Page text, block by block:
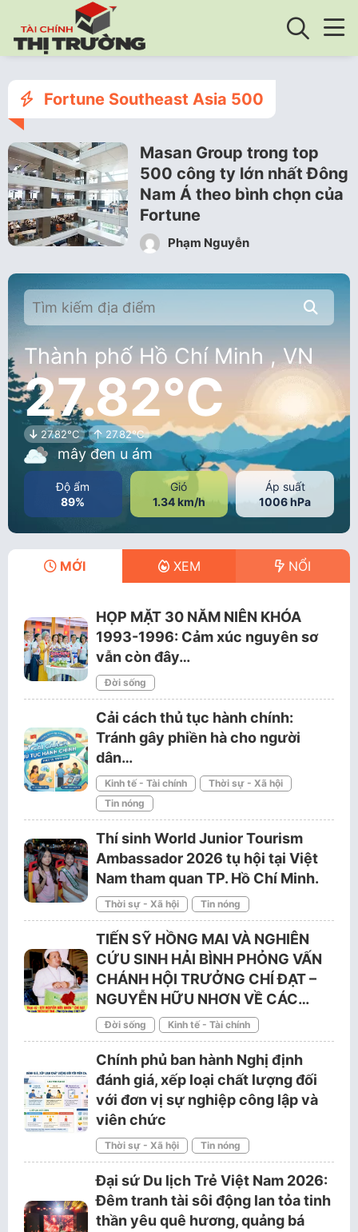
Fortune Southeast Asia 500
Masan Group trong top
500 công ty lớn nhất Đông
Nam Á theo bình chọn của
Fortune
Phạm Nguyễn
Thành phố Hồ Chí Minh , VN
27.82°C
27.82°C 27.82°C
mây đen u ám
Độ ẩm
89%
Gió
1.34 km/h
Áp suất
1006 hPa
MỚI XEM NỔI
HỌP MẶT 30 NĂM NIÊN KHÓA
1993-1996: Cảm xúc nguyên sơ
vẫn còn đây…
Đời sống
Cải cách thủ tục hành chính:
Tránh gây phiền hà cho người
dân…
Kinh tế - Tài chính
Thời sự - Xã hội
Tin nóng
Thí sinh World Junior Tourism
Ambassador 2026 tụ hội tại Việt
Nam tham quan TP. Hồ Chí Minh.
Thời sự - Xã hội Tin nóng
TIẾN SỸ HỒNG MAI VÀ NGHIÊN
CỨU SINH HẢI BÌNH PHỎNG VẤN
CHÁNH HỘI TRƯỞNG CHÍ ĐẠT –
NGUYỄN HỮU NHƠN VỀ CÁC…
Đời sống Kinh tế - Tài chính
Chính phủ ban hành Nghị định
đánh giá, xếp loại chất lượng đối
với đơn vị sự nghiệp công lập và
viên chức
Thời sự - Xã hội Tin nóng
Đại sứ Du lịch Trẻ Việt Nam 2026:
Đêm tranh tài sôi động lan tỏa tinh
thần yêu quê hương, quảng bá